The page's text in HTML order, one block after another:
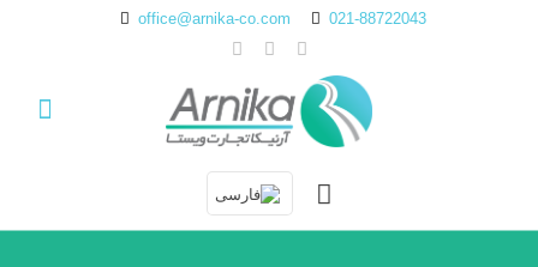
021-88722043
office@arnika-co.com